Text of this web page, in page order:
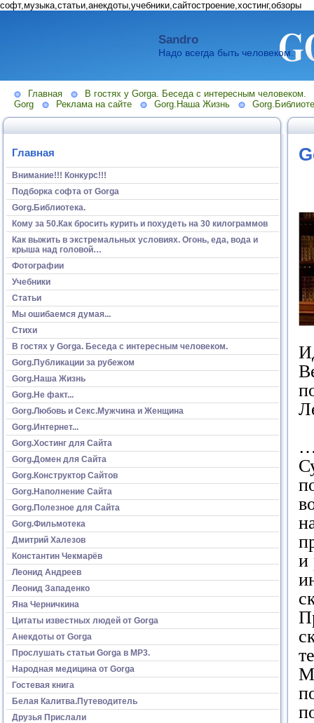
софт,музыка,статьи,анекдоты,учебники,сайтостроение,хостинг,обзоры
Sandro
Надо всегда быть человеком.
Главная
В гостях у Gorga. Беседа с интересным человеком.
Gorg
Реклама на сайте Gorg.Наша Жизнь
Главная
Внимание!!! Конкурс!!!
Подборка софта от Gorga
Gorg.Библиотека.
Кому за 50.Как бросить курить и похудеть на 30 килограммов
Как выжить в экстремальных условиях. Огонь, еда, вода и
крыша над головой…
Фотографии
Учебники
Статьи
Мы ошибаемся думая...
Стихи
В гостях у Gorga. Беседа с интересным человеком.
Gorg.Публикации за рубежом
Gorg.Наша Жизнь
Gorg.Не факт...
Gorg.Любовь и Секс.Мужчина и Женщина
Gorg.Интернет...
Gorg.Хостинг для Сайта
Gorg.Домен для Сайта
Gorg.Конструктор Сайтов
Gorg.Наполнение Сайта
Gorg.Полезное для Сайта
Gorg.Фильмотека
Дмитрий Халезов
Константин Чекмарёв
Леонид Андреев
Леонид Западенко
Яна Черничкина
Цитаты известных людей от Gorga
Анекдоты от Gorga
Прослушать статьи Gorga в МР3.
Народная медицина от Gorga
Гостевая книга
Белая Калитва.Путеводитель
Друзья Прислали
и